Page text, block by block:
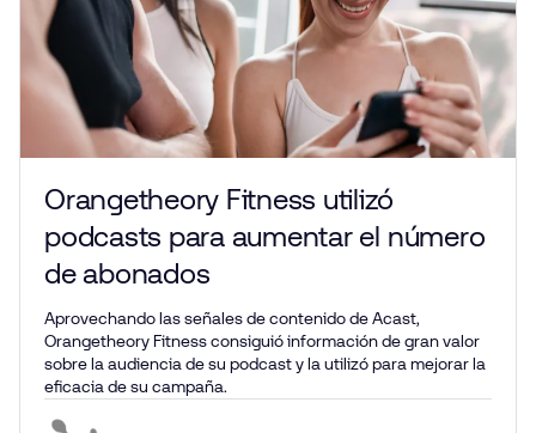
Orangetheory Fitness utilizó
podcasts para aumentar el número
de abonados
Aprovechando las señales de contenido de Acast,
Orangetheory Fitness consiguió información de gran valor
sobre la audiencia de su podcast y la utilizó para mejorar la
eficacia de su campaña.